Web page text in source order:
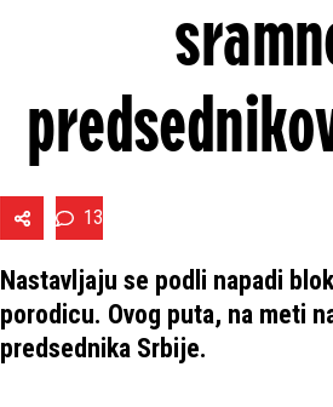
13
Nastavljaju se podli napadi
porodicu. Ovog puta, na meti
predsednika Srbije.